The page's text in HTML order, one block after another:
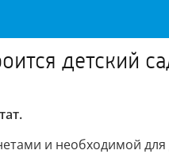
детский
и необходимой